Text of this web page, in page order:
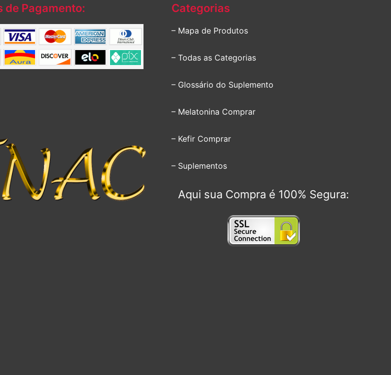
de Pagamento: Categorias
– Mapa de Produtos
– Todas as Categorias
– Glossário do Suplemento
– Melatonina Comprar
– Kefir Comprar
– Suplementos
Aqui sua Compra é 100% Segura: